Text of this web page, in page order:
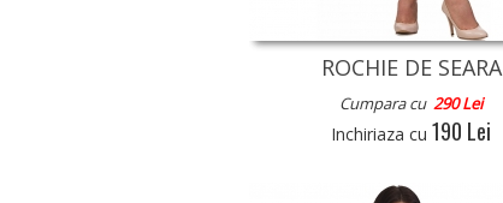
ROCHIE DE SEARA
Cumpara cu 290 Lei
Inchiriaza cu 190 Lei